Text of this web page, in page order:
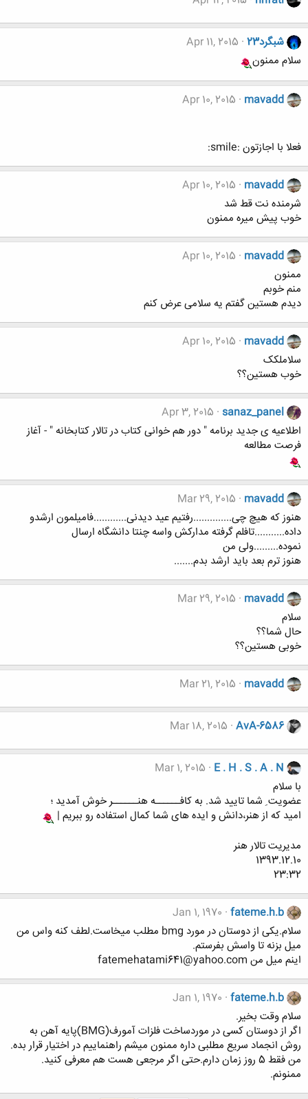
شبگرد23
Apr 11, 2015
سلام ممنون
mavadd
Apr 10, 2015
فعلا با اجازتون :smile:
mavadd
Apr 10, 2015
شرمنده نت قط شد
خوب پیش میره ممنون
mavadd
Apr 10, 2015
ممنون
منم خوبم
دیدم هستین گفتم یه سلامی عرض کنم
mavadd
Apr 10, 2015
سلاملکک
خوب هستین؟؟
sanaz_panel
Apr 3, 2015
اطلاعیه ی جدید برنامه " دور هم خوانی کتاب در تالار کتابخانه " - آغاز
فرصت مطالعه
mavadd
Mar 29, 2015
هنوز که هیچ چی..............رفتیم عید دیدنی............فامیلمون ارشدو
داده...........تافلم گرفته مدارکش واسه چنتا دانشگاه ارسال
نموده.........ولی من
هنوز ترم بعد باید ارشد بدم.......
mavadd
Mar 29, 2015
سلام
حال شما؟؟
خوبی هستین؟؟
mavadd
Mar 21, 2015
AvA-6586
Mar 18, 2015
E . H . S . A . N
Mar 1, 2015
با سلام
عضویت ِ شما تایید شد. به کافــــــه هنــــــر خوش آمدید ؛
امید که از هنر،دانش و ایده های شما کمال استفاده رو ببریم |
مدیریت تالار هنر
1393.12.10
23:32
fateme.h.b
Jan 1, 1970
سلام.یکی از دوستان در مورد bmg مطلب میخاست.لطف کنه واس من
میل بزنه تا واسش بفرستم.
اینم میل من fatemehatami641@yahoo.com
fateme.h.b
Jan 1, 1970
سلام وقت بخیر.
اگر از دوستان کسی در موردساخت فلزات آمورف(BMG)پایه آهن به
روش انجماد سریع مطلبی داره ممنون میشم راهنماییم در اختیار قرار بده.
من فقط 5 روز زمان دارم.حتی اگر مرجعی هست هم معرفی کنید.
ممنونم.